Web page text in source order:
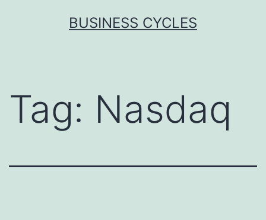
BUSINESS CYCLES
Tag: Nasdaq